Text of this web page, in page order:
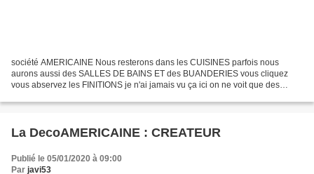
société AMERICAINE Nous resterons dans les CUISINES parfois nous
aurons aussi des SALLES DE BAINS ET des BUANDERIES vous cliquez
vous abservez les FINITIONS je n'ai jamais vu ça ici on ne voit que des
La DecoAMERICAINE : CREATEUR
Publié le 05/01/2020 à 09:00
Par javi53